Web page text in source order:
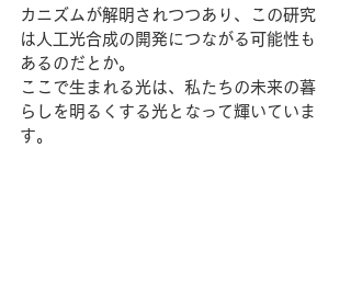
カニズムが解明されつつあり、この研究
は人工光合成の開発につながる可能性も
あるのだとか。
ここで生まれる光は、私たちの未来の暮
らしを明るくする光となって輝いていま
す。